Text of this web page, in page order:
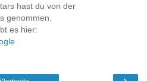
hast du von der
genommen.
es hier: